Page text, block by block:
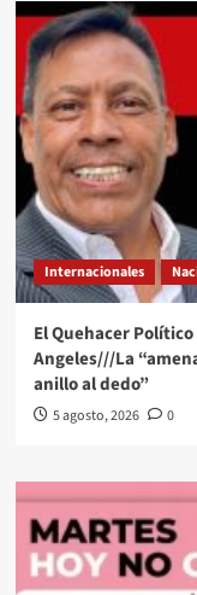
Internacionales
El Quehacer
Angeles///La
anillo al dedo”
5 agosto, 2026 0